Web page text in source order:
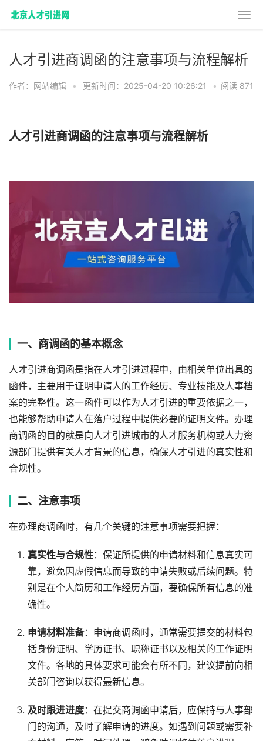
人才引进商调函的注意事项与流程解析
作者：网站编辑 • 更新时间：2025-04-20 10:26:21 • 阅读 871
人才引进商调函的注意事项与流程解析
一、商调函的基本概念
人才引进商调函是指在人才引进过程中，由相关单位出具的
函件，主要用于证明申请人的工作经历、专业技能及人事档
案的完整性。这一函件可以作为人才引进的重要依据之一，
也能够帮助申请人在落户过程中提供必要的证明文件。办理
商调函的目的就是向人才引进城市的人才服务机构或人力资
源部门提供有关人才背景的信息，确保人才引进的真实性和
合规性。
二、注意事项
在办理商调函时，有几个关键的注意事项需要把握：
真实性与合规性：保证所提供的申请材料和信息真实可
靠，避免因虚假信息而导致的申请失败或后续问题。特
别是在个人简历和工作经历方面，要确保所有信息的准
确性。
申请材料准备：申请商调函时，通常需要提交的材料包
括身份证明、学历证书、职称证书以及相关的工作证明
文件。各地的具体要求可能会有所不同，建议提前向相
关部门咨询以获得最新信息。
及时跟进进度：在提交商调函申请后，应保持与人事部
门的沟通，及时了解申请的进度。如遇到问题或需要补